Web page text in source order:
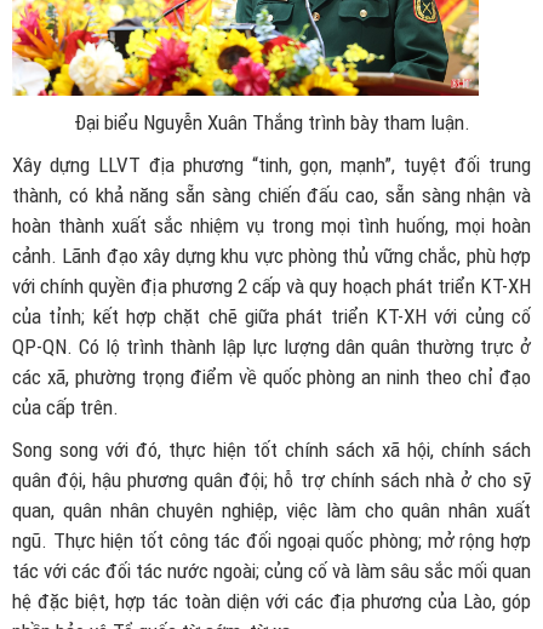
Đại biểu Nguyễn Xuân Thắng trình bày tham luận.
Xây dựng LLVT địa phương “tinh, gọn, mạnh”, tuyệt đối trung
thành, có khả năng sẵn sàng chiến đấu cao, sẵn sàng nhận và
hoàn thành xuất sắc nhiệm vụ trong mọi tình huống, mọi hoàn
cảnh. Lãnh đạo xây dựng khu vực phòng thủ vững chắc, phù hợp
với chính quyền địa phương 2 cấp và quy hoạch phát triển KT-XH
của tỉnh; kết hợp chặt chẽ giữa phát triển KT-XH với củng cố
QP-QN. Có lộ trình thành lập lực lượng dân quân thường trực ở
các xã, phường trọng điểm về quốc phòng an ninh theo chỉ đạo
của cấp trên.
Song song với đó, thực hiện tốt chính sách xã hội, chính sách
quân đội, hậu phương quân đội; hỗ trợ chính sách nhà ở cho sỹ
quan, quân nhân chuyên nghiệp, việc làm cho quân nhân xuất
ngũ. Thực hiện tốt công tác đối ngoại quốc phòng; mở rộng hợp
tác với các đối tác nước ngoài; củng cố và làm sâu sắc mối quan
hệ đặc biệt, hợp tác toàn diện với các địa phương của Lào, góp